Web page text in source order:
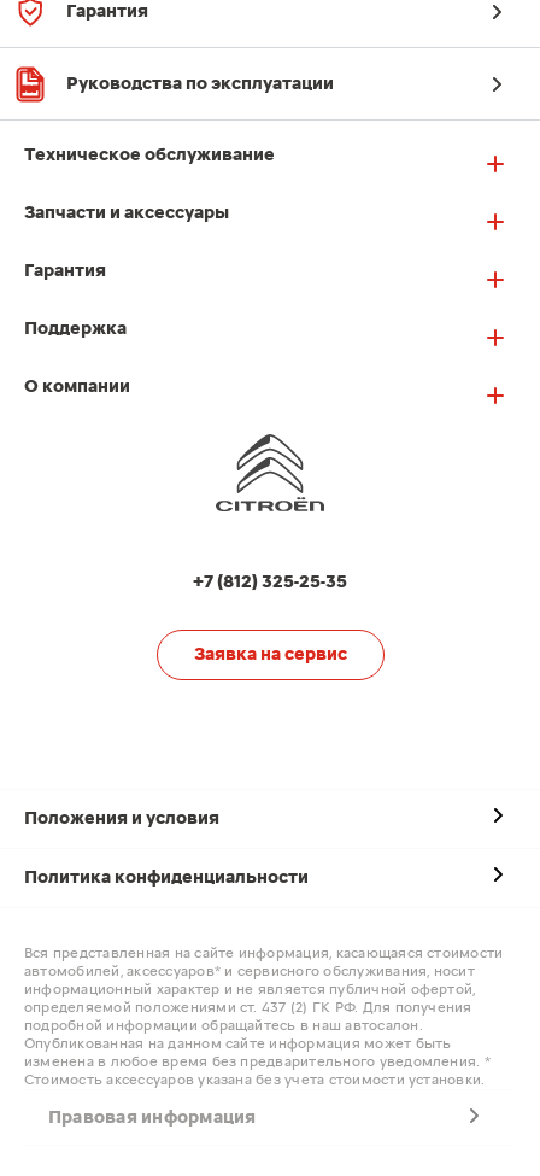
Гарантия
Руководства по эксплуатации
Техническое обслуживание
Запчасти и аксессуары
Гарантия
Поддержка
О компании
+7 (812) 325-25-35
Заявка на сервис
Положения и условия
Политика конфиденциальности
Вся представленная на сайте информация, касающаяся стоимости
автомобилей, аксессуаров* и сервисного обслуживания, носит
информационный характер и не является публичной офертой,
определяемой положениями ст. 437 (2) ГК РФ. Для получения
подробной информации обращайтесь в наш автосалон.
Опубликованная на данном сайте информация может быть
изменена в любое время без предварительного уведомления. *
Стоимость аксессуаров указана без учета стоимости установки.
Правовая информация